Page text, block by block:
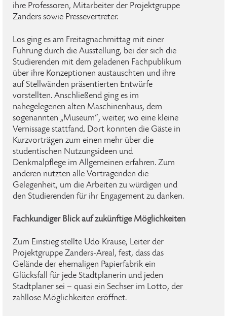
ihre Professoren, Mitarbeiter der Projektgruppe
Zanders sowie Pressevertreter.
Los ging es am Freitagnachmittag mit einer
Führung durch die Ausstellung, bei der sich die
Studierenden mit dem geladenen Fachpublikum
über ihre Konzeptionen austauschten und ihre
auf Stellwänden präsentierten Entwürfe
vorstellten. Anschließend ging es im
nahegelegenen alten Maschinenhaus, dem
sogenannten „Museum“, weiter, wo eine kleine
Vernissage stattfand. Dort konnten die Gäste in
Kurzvorträgen zum einen mehr über die
studentischen Nutzungsideen und
Denkmalpflege im Allgemeinen erfahren. Zum
anderen nutzten alle Vortragenden die
Gelegenheit, um die Arbeiten zu würdigen und
den Studierenden für ihr Engagement zu danken.
Fachkundiger Blick auf zukünftige Möglichkeiten
Zum Einstieg stellte Udo Krause, Leiter der
Projektgruppe Zanders-Areal, fest, dass das
Gelände der ehemaligen Papierfabrik ein
Glücksfall für jede Stadtplanerin und jeden
Stadtplaner sei – quasi ein Sechser im Lotto, der
zahllose Möglichkeiten eröffnet.